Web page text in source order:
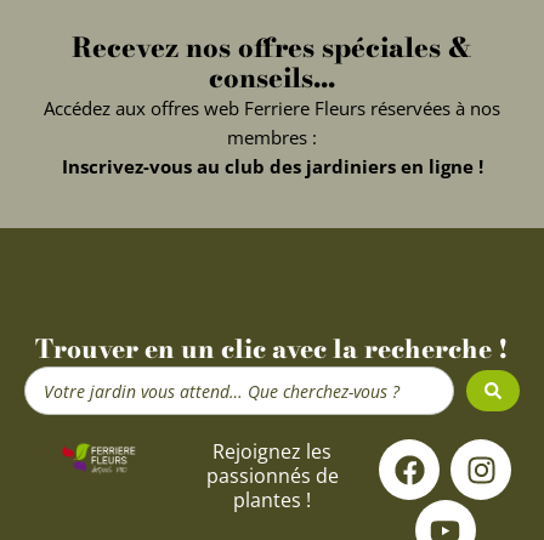
Recevez nos offres spéciales &
conseils...
Accédez aux offres web Ferriere Fleurs réservées à nos
membres :
Inscrivez-vous au club des jardiniers en ligne !
Trouver en un clic avec la recherche !
Search
...
Rejoignez les
passionnés de
plantes !
F
a
c
I
n
s
Y
o
u